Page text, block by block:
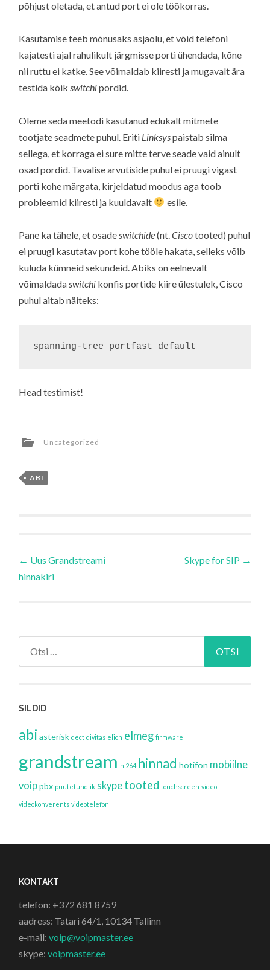
põhjust oletada, et antud port ei ole töökorras.
Kasutamise teeb mõnusaks asjaolu, et võid telefoni
kajatesti ajal rahulikult järgmisse porti ühendada, kõne
nii ruttu ei katke. See võimaldab kiiresti ja mugavalt ära
testida kõikswitchipordid.
Oleme seda meetodi kasutanud edukalt mitmete
tootjate seadmete puhul. Eriti Linksyspaistab silma
sellega, et korraga ei sure mitte terve seade vaid ainult
osad pordid. Tavalise arvutiside puhul ei pruugi vigast
porti kohe märgata, kirjeldatud moodus aga toob
probleemid kiiresti ja kuuldavalt
esile.
Pane ka tähele, et osade switchide(nt.Ciscotooted) puhul
ei pruugi kasutatav port kohe tööle hakata, selleks võib
kuluda kümneid sekundeid. Abiks on eelnevalt
võimaldada switchi konfis portide kiire ülestulek, Cisco
puhul aitab näiteks:
spanning-tree portfast default
Head testimist!
Uncategorized
ABI
Navigeerimine
← Uus Grandstreami
hinnakiri
Skype for SIP →
SILDID
abi asterisk dect divitas elion elmeg firmware
grandstream h.264 hinnad hotifon mobiilne
voippbx puutetundlik skype tooted touchscreen video
videokonverents videotelefon
KONTAKT
telefon: +372 681 8759
aadress: Tatari 64/1, 10134 Tallinn
e-mail:voip@voipmaster.ee
skype:voipmaster.ee